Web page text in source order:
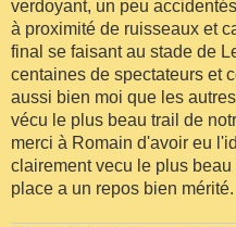
verdoyant, un peu
à proximité de ruisseaux et
final se faisant au stade de
centaines de spectateurs et
aussi bien moi que les
vécu le plus beau trail de
merci à Romain d'avoir eu
clairement vecu le plus
place a un repos bien mérité.